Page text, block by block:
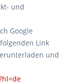
und
Google
Link
und